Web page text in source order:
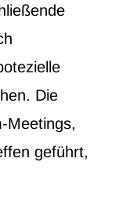
Die
Meetings,
geführt,